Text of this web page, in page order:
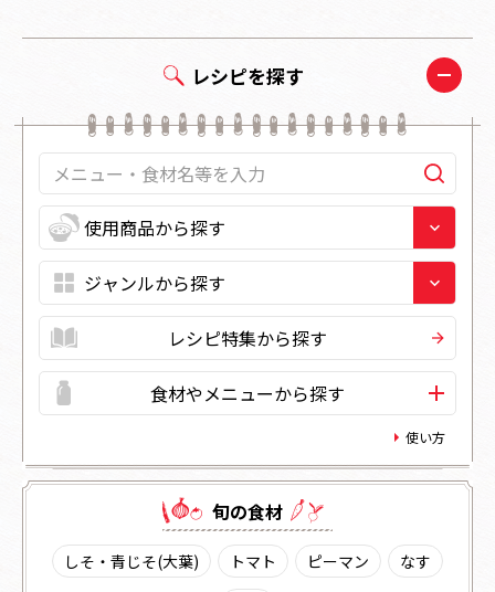
レシピを探す
レシピ特集から探す
食材やメニューから探す
使い方
旬の⾷材
しそ・青じそ(大葉) トマト ピーマン
なす